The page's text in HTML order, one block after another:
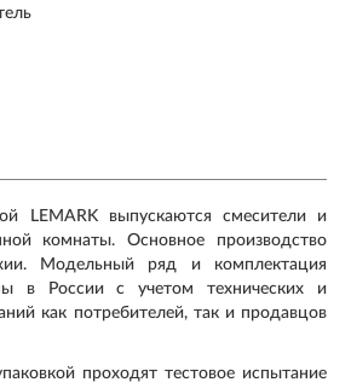
LEMARK выпускаются смесители и
комнаты. Основное производство
Модельный ряд и комплектация
в России с учетом технических и
как потребителей, так и продавцов
проходят тестовое испытание